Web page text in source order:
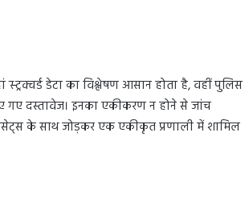
डेटा का विश्लेषण आसान होता है, वहीं पुलिस
गए दस्तावेज। इनका एकीकरण न होने से जांच
के साथ जोड़कर एक एकीकृत प्रणाली में शामिल